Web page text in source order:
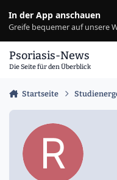
In der App anschauen
Greife bequemer auf unsere
Psoriasis-News
Die Seite für den Überblick
Startseite